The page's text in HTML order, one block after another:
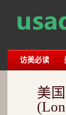
访美必读
美